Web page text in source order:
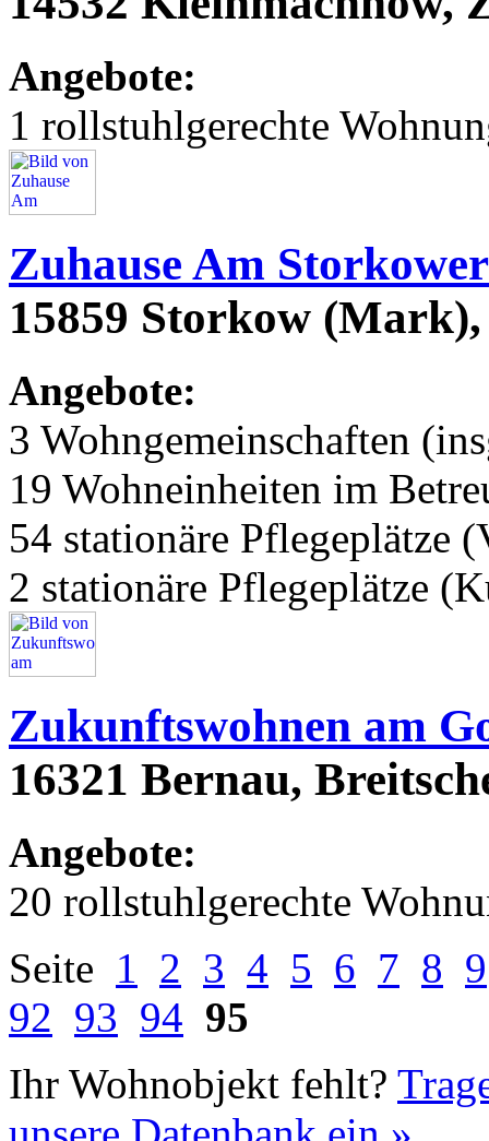
Angebote:
1 rollstuhlgerechte
Zuhause Am Storkower
15859 Storkow
Angebote:
3 Wohngemeinschaften
19 Wohneinheiten im
54 stationäre Pflegeplätze
2 stationäre Pflegeplätze
Zukunftswohnen am
16321 Bernau,
Angebote:
20 rollstuhlgerechte
Seite 1 2 3 4 5 6 7 8 9
92 93 94 95
Ihr Wohnobjekt fehlt?